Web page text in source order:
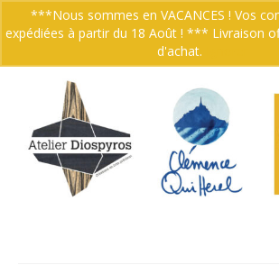
Votre panier 0.00€
***Nous sommes en VACANCES ! Vos
expédiées à partir du 18 Août ! *** Livraison
d'achat.